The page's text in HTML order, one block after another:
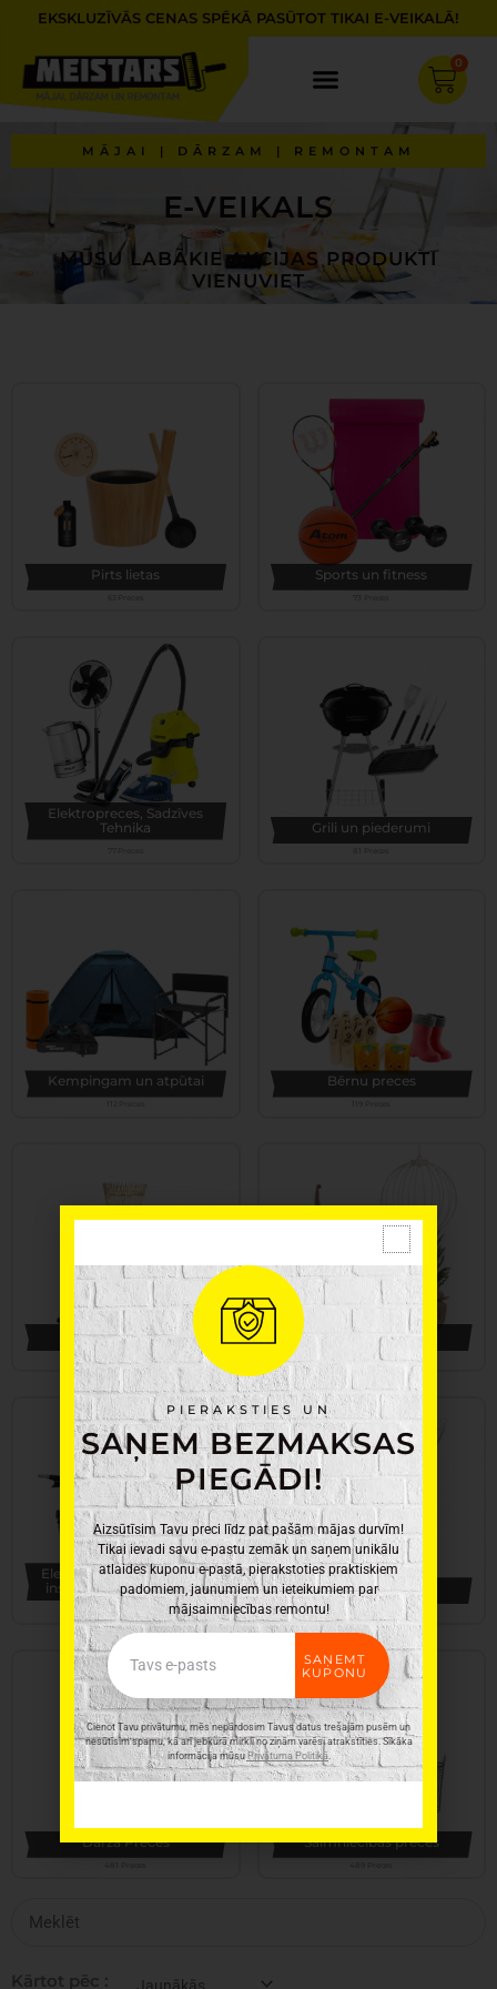
content
EKSKLUZĪVĀS CENAS SPĒKĀ PASŪTOT TIKAI E-VEIKALĀ!
0
Cart
MĀJAI | DĀRZAM | REMONTAM
E-VEIKALS
MŪSU LABĀKIE AKCIJAS PRODUKTI
VIENUVIET
Pirts lietas Sports un fitness
Elektropreces, Sadzīves
Tehnika
Grili un piederumi
Kempingam un atpūtai Bērnu preces
Apgaismojums Ziemassvētki
176 Preces
Elektroinstrumenti, rokas
instrumenti un furnitūra
346 Preces
Virtuves piederumi
331 Preces
Dārza Preces Saimniecības preces
PIERAKSTIES UN
SAŅEM BEZMAKSAS
PIEGĀDI!
Aizsūtīsim Tavu preci līdz pat pašām mājas durvīm!
Tikai ievadi savu e-pastu zemāk un saņem unikālu
atlaides kuponu e-pastā, pierakstoties praktiskiem
padomiem, jaunumiem un ieteikumiem par
mājsaimniecības remontu!
Email
SAŅEMT
KUPONU
Cienot Tavu privātumu, mēs nepārdosim Tavus datus trešajām pusēm un
nesūtīsim spamu, kā arī jebkurā mirklī no ziņām varēsi atrakstīties. Sīkāka
informācija mūsuPrivātuma Politikā.